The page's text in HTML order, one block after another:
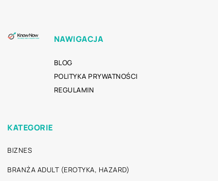
NAWIGACJA
BLOG
POLITYKA PRYWATNOŚCI
REGULAMIN
KATEGORIE
BIZNES
BRANŻA ADULT (EROTYKA, HAZARD)